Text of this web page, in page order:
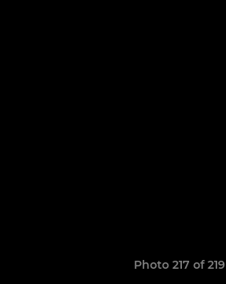
Photo 217 of 219